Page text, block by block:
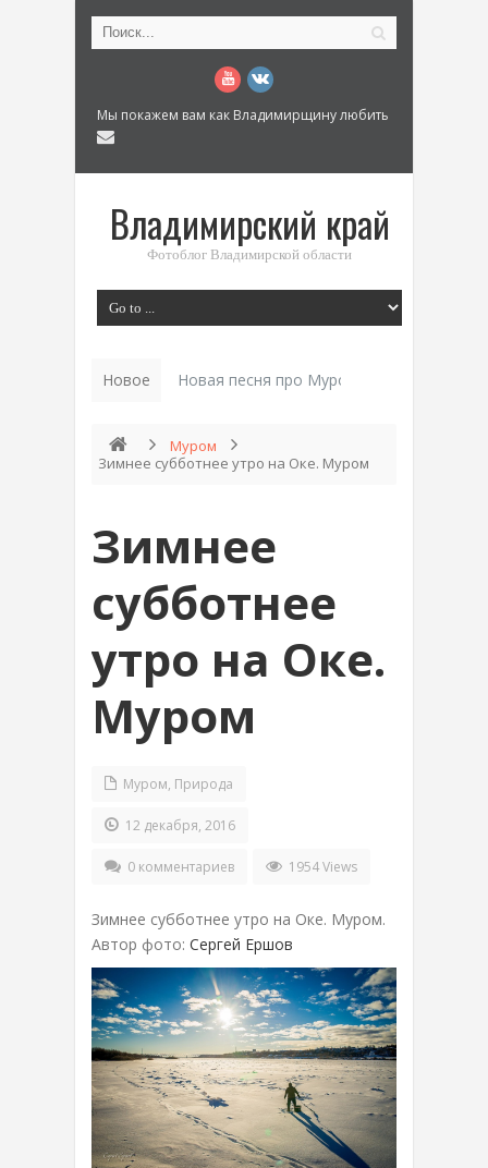
Мы покажем вам как Владимирщину любить
Владимирский край
Фотоблог Владимирской области
Новое Новая песня про Муром: «Былинный
Муром
Зимнее субботнее утро на Оке. Муром
Зимнее
субботнее
утро на Оке.
Муром
Муром, Природа
12 декабря, 2016
0 комментариев 1954 Views
Зимнее субботнее утро на Оке. Муром.
Автор фото: Сергей Ершов